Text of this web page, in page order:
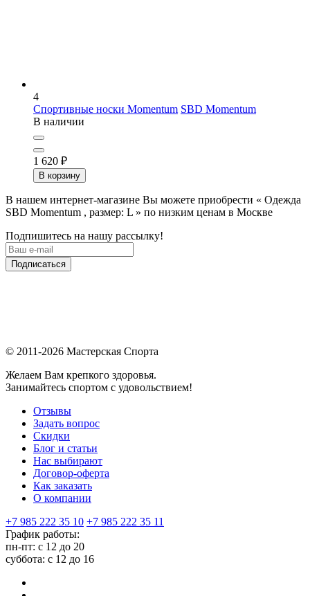
4
Спортивные носки Momentum SBD Momentum
В наличии
1 620 ₽
В корзину
В нашем интернет-магазине Вы можете приобрести « Одежда
SBD Momentum , размер: L » по низким ценам в Москве
Подпишитесь на нашу рассылку!
Подписаться
© 2011-2026 Мастерская Спорта
Желаем Вам крепкого здоровья.
Занимайтесь спортом с удовольствием!
Отзывы
Задать вопрос
Скидки
Блог и статьи
Нас выбирают
Договор-оферта
Как заказать
О компании
+7 985 222 35 10 +7 985 222 35 11
График работы:
пн-пт: с 12 до 20
суббота: c 12 до 16